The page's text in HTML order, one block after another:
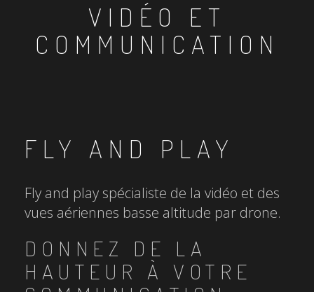
VIDÉO ET
COMMUNICATION
FLY AND PLAY
Fly and play spécialiste de la vidéo et des
vues aériennes basse altitude par drone.
DONNEZ DE LA
HAUTEUR À VOTRE